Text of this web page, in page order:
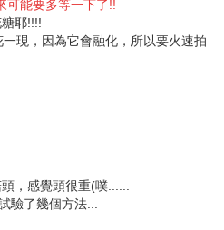
可能要多等一下了!!
耶!!!!
現，因為它會融化，所以要火速拍
，感覺頭很重(噗......
驗了幾個方法...